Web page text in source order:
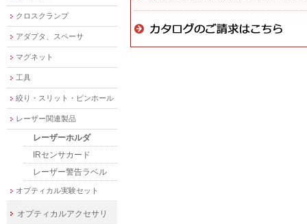
クロスクランプ
アダプタ、スペーサ
マグネット
工具
絞り・スリット・ピンホール
レーザー関連製品
レーザーホルダ
IRセンサカード
レーザー警告ラベル
オプティカル実験セット
オプティカルアクセサリ